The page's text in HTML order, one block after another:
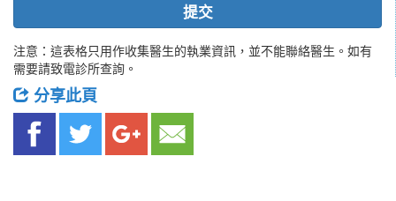
提交
注意：這表格只用作收集醫生的執業資訊，並不能聯絡醫生。如有
需要請致電診所查詢。
分享此頁